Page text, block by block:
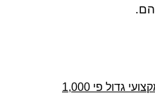
גדול פי 1,000